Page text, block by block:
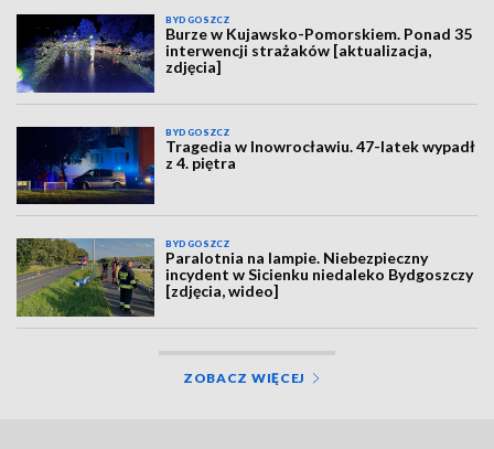
BYDGOSZCZ
Burze w Kujawsko-Pomorskiem. Ponad 35
interwencji strażaków [aktualizacja,
zdjęcia]
BYDGOSZCZ
Tragedia w Inowrocławiu. 47-latek wypadł
z 4. piętra
BYDGOSZCZ
Paralotnia na lampie. Niebezpieczny
incydent w Sicienku niedaleko Bydgoszczy
[zdjęcia, wideo]
ZOBACZ WIĘCEJ